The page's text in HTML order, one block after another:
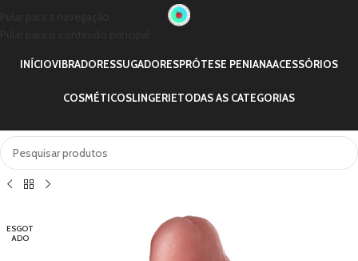
INÍCIOVIBRADORESSUGADORESPRÓTESE PENIANAACESSÓRIOS
COSMÉTICOSLINGERIETODAS AS CATEGORIAS
ESGOT
ADO